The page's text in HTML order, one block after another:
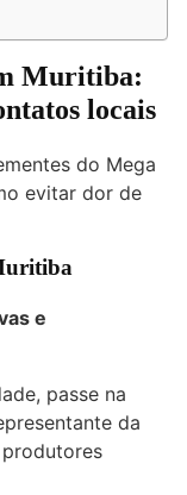
Muritiba:
locais
do Mega
evitar dor de
e
passe na
da